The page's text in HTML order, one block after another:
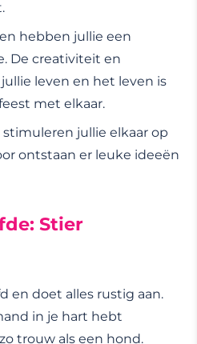
hebben jullie een
De creativiteit en
leven en het leven is
met elkaar.
jullie elkaar op
ontstaan er leuke ideeën
Stier
en doet alles rustig aan.
in je hart hebt
trouw als een hond.